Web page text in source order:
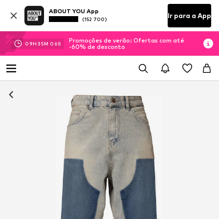
ABOUT YOU App
(152 700) Ir para a App
09H 35M 05S
Promoções de verão: Ofertas com até
-60% de desconto